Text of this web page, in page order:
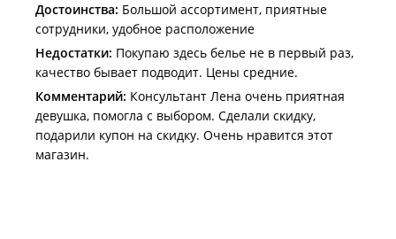
Достоинства: Большой ассортимент, приятные
сотрудники, удобное расположение
Недостатки: Покупаю здесь белье не в первый раз,
качество бывает подводит. Цены средние.
Комментарий: Консультант Лена очень приятная
девушка, помогла с выбором. Сделали скидку,
подарили купон на скидку. Очень нравится этот
магазин.